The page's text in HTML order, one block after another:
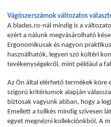
Vágószerszámok változatos
A blades.ro-nál mindig is a
ezért a nálunk megvásárolható
Ergonomikusak és nagyon
használhatók, legyen szó kültéri
tevékenységekről, mint például a
Az Ön által elérhető termékek köre
szigorú kritériumok alapján
biztosak vagyunk abban, hogy a
Emellett a tollkés mindig szívesen
egyet megnézni kollekciónkból. A